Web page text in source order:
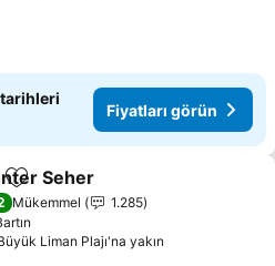
Fiyatları görün
Favorilerime ekle
Seher
Mükemmel
1.285
Liman Plajı'na yakın